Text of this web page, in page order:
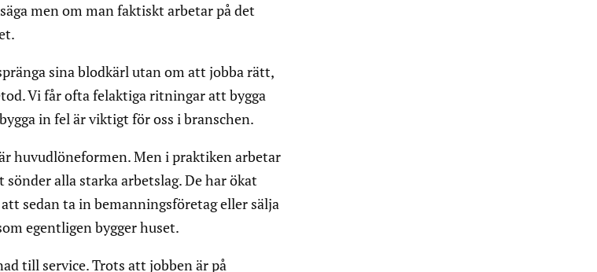
men om man faktiskt arbetar på det
sina blodkärl utan om att jobba rätt,
Vi får ofta felaktiga ritningar att bygga
in fel är viktigt för oss i branschen.
huvudlöneformen. Men i praktiken arbetar
alla starka arbetslag. De har ökat
sedan ta in bemanningsföretag eller sälja
egentligen bygger huset.
till service. Trots att jobben är på